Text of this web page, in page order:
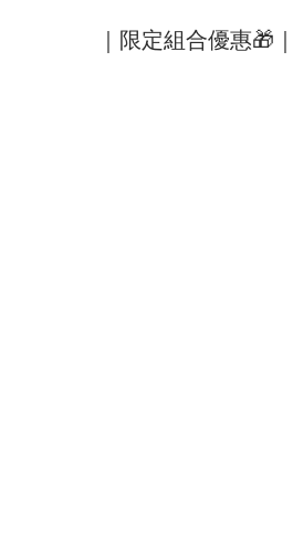
｜限定組合優惠🎁｜